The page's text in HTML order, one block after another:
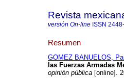
Revista
versión On-line ISSN
Resumen
GOMEZ BANUELOS,
las Fuerzas Armadas
opinión pública [online].